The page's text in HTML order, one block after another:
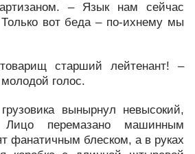
– Язык нам сейчас
Только вот беда – по-ихнему мы
старший лейтенант! –
голос.
вынырнул невысокий,
перемазано машинным
фанатичным блеском, а в руках